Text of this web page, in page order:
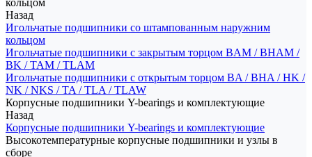
кольцом
Назад
Игольчатые подшипники со штампованным наружним
кольцом
Игольчатые подшипники с закрытым торцом BAM / BHAM /
BK / TAM / TLAM
Игольчатые подшипники с открытым торцом BA / BHA / HK /
NK / NKS / TA / TLA / TLAW
Корпусные подшипники Y-bearings и комплектующие
Назад
Корпусные подшипники Y-bearings и комплектующие
Высокотемпературные корпусные подшипники и узлы в
сборе